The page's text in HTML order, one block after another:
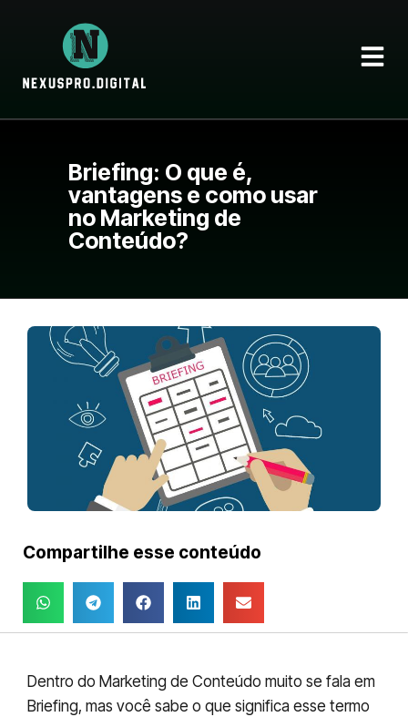
Briefing: O que é,
vantagens e como usar
no Marketing de
Conteúdo?
Compartilhe esse conteúdo
Dentro do Marketing de Conteúdo muito se fala em
Briefing, mas você sabe o que significa esse termo